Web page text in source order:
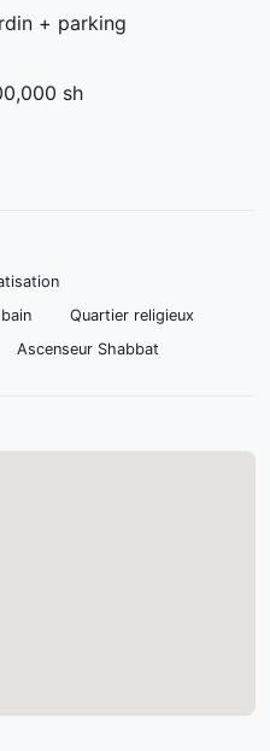
+ parking
sh
Quartier religieux
Ascenseur Shabbat